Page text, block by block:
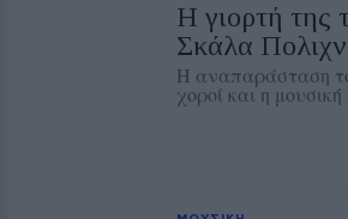
Η γιορτή της
Σκάλα
Η αναπαράσταση
χοροί και η